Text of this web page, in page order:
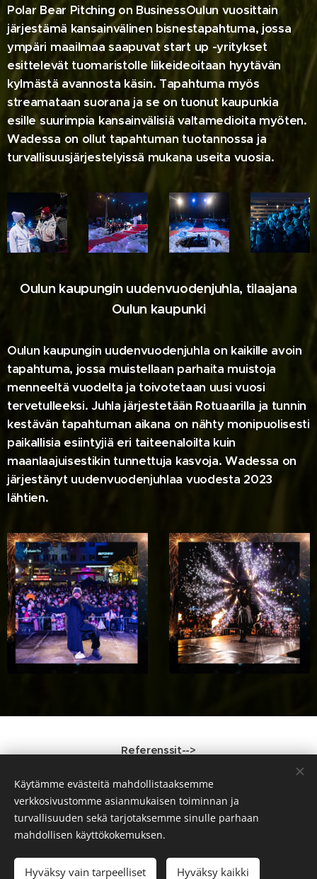
Polar Bear Pitching on BusinessOulun vuosittain
järjestämä kansainvälinen bisnestapahtuma, jossa
ympäri maailmaa saapuvat start up -yritykset
esittelevät tuomaristolle liikeideoitaan hyytävän
kylmästä avannosta käsin. Tapahtuma myös
streamataan suorana ja se on tuonut kaupunkia
esille suurimpia kansainvälisiä valtamedioita myöten.
Wadessa on ollut tapahtuman tuotannossa ja
turvallisuusjärjestelyissä mukana useita vuosia.
Oulun kaupungin uudenvuodenjuhla, tilaajana
Oulun kaupunki
Oulun kaupungin uudenvuodenjuhla on kaikille avoin
tapahtuma, jossa muistellaan parhaita muistoja
menneeltä vuodelta ja toivotetaan uusi vuosi
tervetulleeksi. Juhla järjestetään Rotuaarilla ja tunnin
kestävän tapahtuman aikana on nähty monipuolisesti
paikallisia esiintyjiä eri taiteenaloilta kuin
maanlaajuisestikin tunnettuja kasvoja. Wadessa on
järjestänyt uudenvuodenjuhlaa vuodesta 2023
lähtien.
Referenssit-->
© 2024 Wadessa Oy 90150 Oulu
info(@)wadessa.fi
puh: 040-526 1138 (Nikolas)
Käytämme evästeitä mahdollistaaksemme
verkkosivustomme asianmukaisen toiminnan ja
turvallisuuden sekä tarjotaksemme sinulle parhaan
mahdollisen käyttökokemuksen.
Hyväksy vain tarpeelliset Hyväksy kaikki